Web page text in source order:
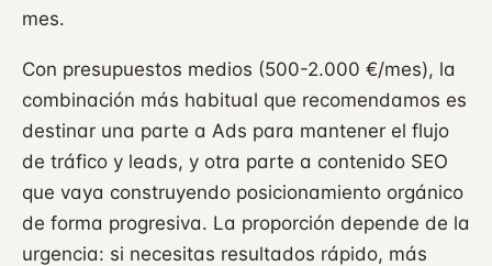
mes.
Con presupuestos medios (500-2.000 €/mes), la
combinación más habitual que recomendamos es
destinar una parte a Ads para mantener el flujo
de tráfico y leads, y otra parte a contenido SEO
que vaya construyendo posicionamiento orgánico
de forma progresiva. La proporción depende de la
urgencia: si necesitas resultados rápido, más